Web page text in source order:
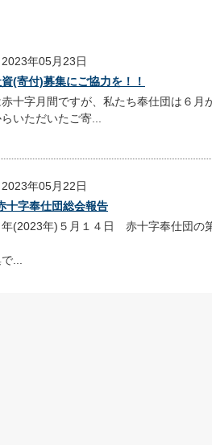
年05月23日
(寄付)募集にご協力を！！
十字月間ですが、私たち奉仕団は６月
いただいたご寄...
年05月22日
十字奉仕団総会報告
(2023年)５月１４日 赤十字奉仕団の
...